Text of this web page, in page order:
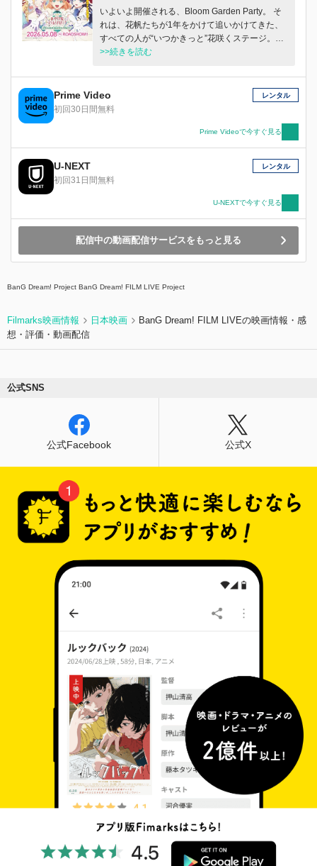
いよいよ開催される、Bloom Garden Party。 そ
れは、花帆たちが1年をかけて追いかけてきた、
すべての人が“いつかきっと”花咲くステージ。そ
の第一歩。 あの日、卒業生たちと誓った約束が
えた103期生が、蓮ノ空の生徒として仲間と過ご
せる最後の一日でもあった。 ――それでも、少
女たちは精一杯に”青春”（いま）を駆け抜ける。
んなで叶える物語」（スクールアイドルプロジェ
クト）。
>>続きを読む
Prime Video
初回30日間無料
レンタル
Prime Videoで今すぐ見る
U-NEXT
初回31日間無料
レンタル
U-NEXTで今すぐ見る
配信中の動画配信サービスをもっと見る
BanG Dream! Project BanG Dream! FILM LIVE Project
Filmarks映画情報 日本映画
BanG Dream! FILM LIVEの映画情報・感
想・評価・動画配信
公式SNS
公式Facebook 公式X